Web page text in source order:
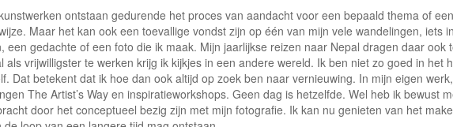
ontstaan gedurende het proces van aandacht voor een bepaald thema of
Maar het kan ook een toevallige vondst zijn op één van mijn vele wandelingen, iets
een gedachte of een foto die ik maak. Mijn jaarlijkse reizen naar Nepal dragen daar ook
als vrijwilligster te werken krijg ik kijkjes in een andere wereld. Ik ben niet zo goed in het
Dat betekent dat ik hoe dan ook altijd op zoek ben naar vernieuwing. In mijn eigen
The Artist’s Way en inspiratieworkshops. Geen dag is hetzelfde. Wel heb ik bewust
door het conceptueel bezig zijn met mijn fotografie. Ik kan nu genieten van het